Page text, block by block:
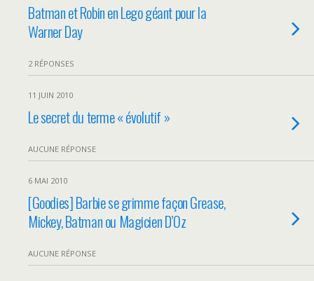
Batman et Robin en Lego géant pour la
Warner Day
2 RÉPONSES
11 JUIN 2010
Le secret du terme « évolutif »
AUCUNE RÉPONSE
6 MAI 2010
[Goodies] Barbie se grimme façon Grease,
Mickey, Batman ou Magicien D’Oz
AUCUNE RÉPONSE